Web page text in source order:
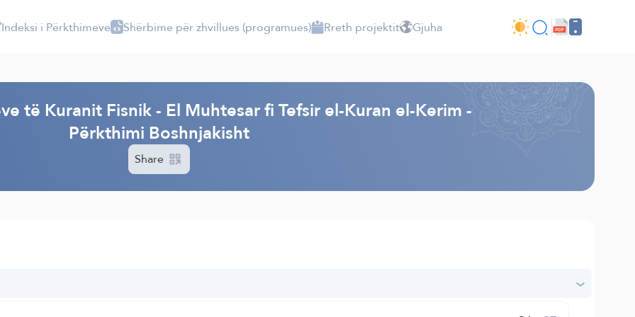
Indeksi i Përkthimeve Shërbime për zhvillues (programues) Rreth projektit Gjuha
të Kuranit Fisnik - El Muhtesar fi Tefsir el-Kuran el-Kerim -
Përkthimi Boshnjakisht
Share